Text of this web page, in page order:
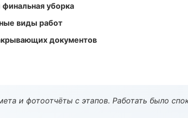
уборка
виды работ
документов
и фотоотчёты с этапов. Работать было